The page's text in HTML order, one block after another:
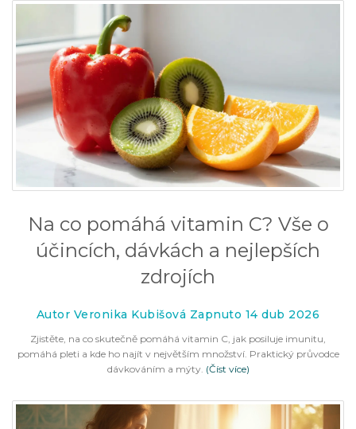
Na co pomáhá vitamin C? Vše o
účincích, dávkách a nejlepších
zdrojích
Autor Veronika Kubišová Zapnuto 14 dub 2026
Zjistěte, na co skutečně pomáhá vitamin C, jak posiluje imunitu,
pomáhá pleti a kde ho najít v největším množství. Praktický průvodce
dávkováním a mýty. (Číst více)